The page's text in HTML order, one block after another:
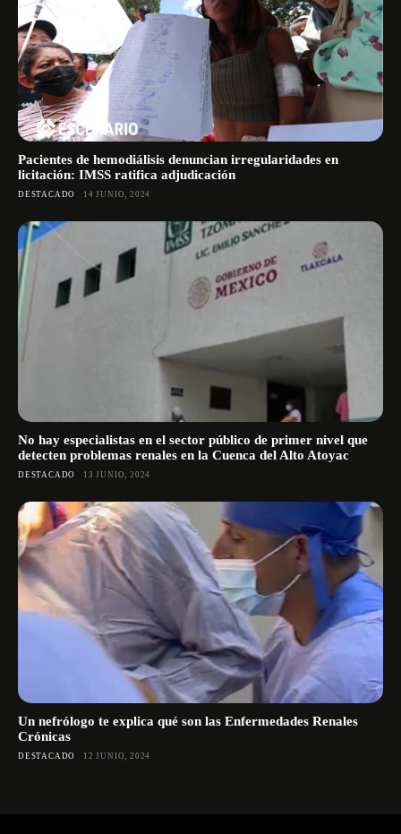
Pacientes de hemodiálisis denuncian irregularidades en
licitación: IMSS ratifica adjudicación
DESTACADO 14 JUNIO, 2024
No hay especialistas en el sector público de primer nivel que
detecten problemas renales en la Cuenca del Alto Atoyac
DESTACADO 13 JUNIO, 2024
Un nefrólogo te explica qué son las Enfermedades Renales
Crónicas
DESTACADO 12 JUNIO, 2024